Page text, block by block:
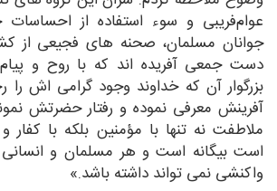
عوام‌فریبی و سوء استفاده از
جوانان مسلمان، صحنه های فجیعی از
دست جمعی آفریده اند که با روح و پیام
بزرگوار آن که خداوند وجود گرامی اش
آفرینش معرفی نموده و رفتار حضرتش
ملاطفت نه تنها با مؤمنین بلکه با کفار
است بیگانه است و هر مسلمان و انسانی
واکنشی نمی تواند داشته باشد.»